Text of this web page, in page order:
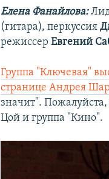
Елена Фанайлова:
(гитара), перкуссия
режиссерЕвгений
Группа "Ключевая"
странице Андрея
значит". Пожалуйста,
Цой и группа "Кино".